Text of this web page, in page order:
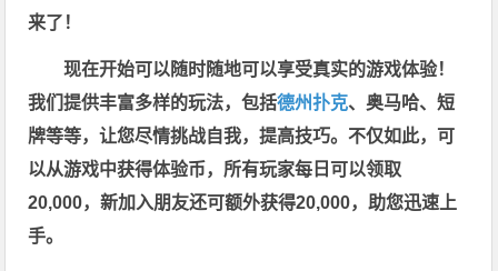
来了！
现在开始可以随时随地可以享受真实的游戏体验！
我们提供丰富多样的玩法，包括德州扑克、奥马哈、短
牌等等，让您尽情挑战自我，提高技巧。不仅如此， 可
以从游戏中获得体验币，所有玩家每日可以领取
20,000，新加入朋友还可额外获得20,000，助您迅速上
手。